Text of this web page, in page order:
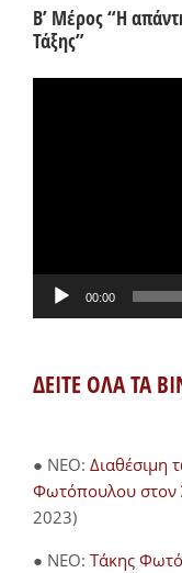
Β’ Μέρος “Η
Τάξης”
00:00
ΔΕΙΤΕ ΟΛΑ ΤΑ
● NEO: Διαθέσιμη
Φωτόπουλου
2023)
● NEO: Τάκης